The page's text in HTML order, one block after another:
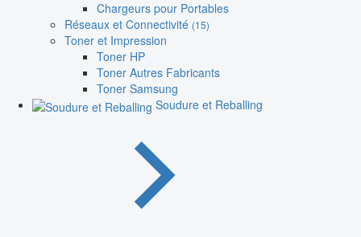
Chargeurs pour Portables
Réseaux et Connectivité (15)
Toner et Impression
Toner HP
Toner Autres Fabricants
Toner Samsung
Soudure et Reballing